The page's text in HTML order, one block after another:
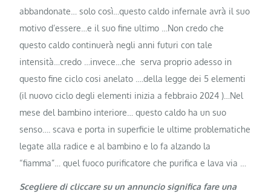
abbandonate… solo così…questo caldo infernale avrà il suo
motivo d’essere…e il suo fine ultimo …Non credo che
questo caldo continuerà negli anni futuri con tale
intensità…credo …invece…che serva proprio adesso in
questo fine ciclo cosi anelato ….della legge dei 5 elementi
(il nuovo ciclo degli elementi inizia a febbraio 2024 )…Nel
mese del bambino interiore… questo caldo ha un suo
senso…. scava e porta in superficie le ultime problematiche
legate alla radice e al bambino e lo fa alzando la
“fiamma”… quel fuoco purificatore che purifica e lava via …
Scegliere di cliccare su un annuncio significa fare una